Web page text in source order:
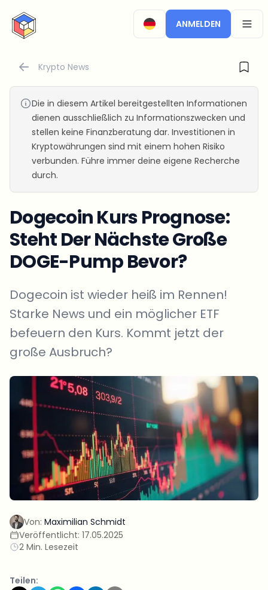
CryptoTicker
ANMELDEN
Krypto News
Die in diesem Artikel bereitgestellten Informationen
dienen ausschließlich zu Informationszwecken und
stellen keine Finanzberatung dar. Investitionen in
Kryptowährungen sind mit einem hohen Risiko
verbunden. Führe immer deine eigene Recherche
durch.
Dogecoin Kurs Prognose:
Steht Der Nächste Große
DOGE-Pump Bevor?
Dogecoin ist wieder heiß im Rennen!
Starke News und ein möglicher ETF
befeuern den Kurs. Kommt jetzt der
große Ausbruch?
Von: Maximilian Schmidt
Veröffentlicht: 17.05.2025
2 Min. Lesezeit
Teilen: